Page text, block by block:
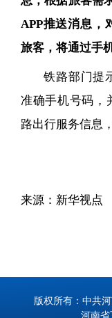
APP推送消息，
旅客，将通过手
铁路部门提
准确手机号码，
路出行服务信息
来源：新华视点
版权所有：中共
河南省互联